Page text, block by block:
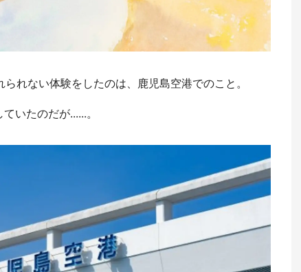
れない体験をしたのは、鹿児島空港でのこと。
いたのだが......。